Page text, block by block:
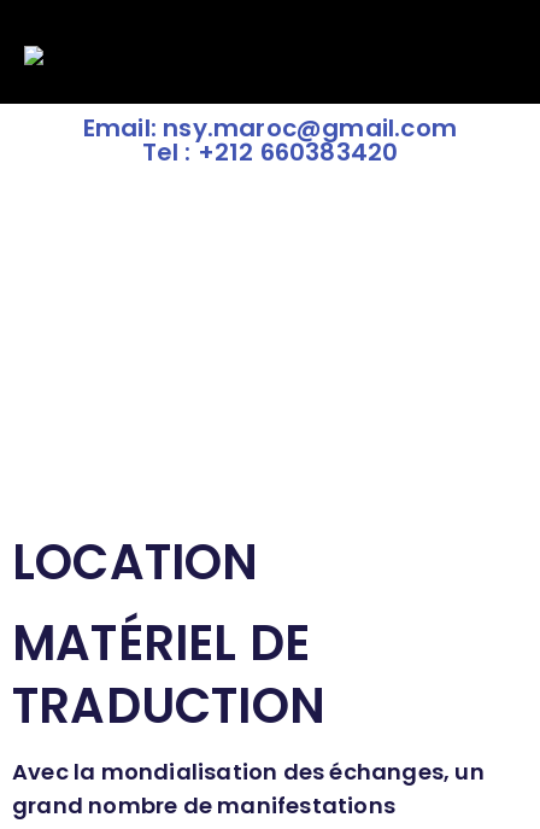
Email: nsy.maroc@gmail.com
Tel : +212 660383420
LOCATION
MATÉRIEL DE
TRADUCTION
Avec la mondialisation des échanges, un
grand nombre de manifestations